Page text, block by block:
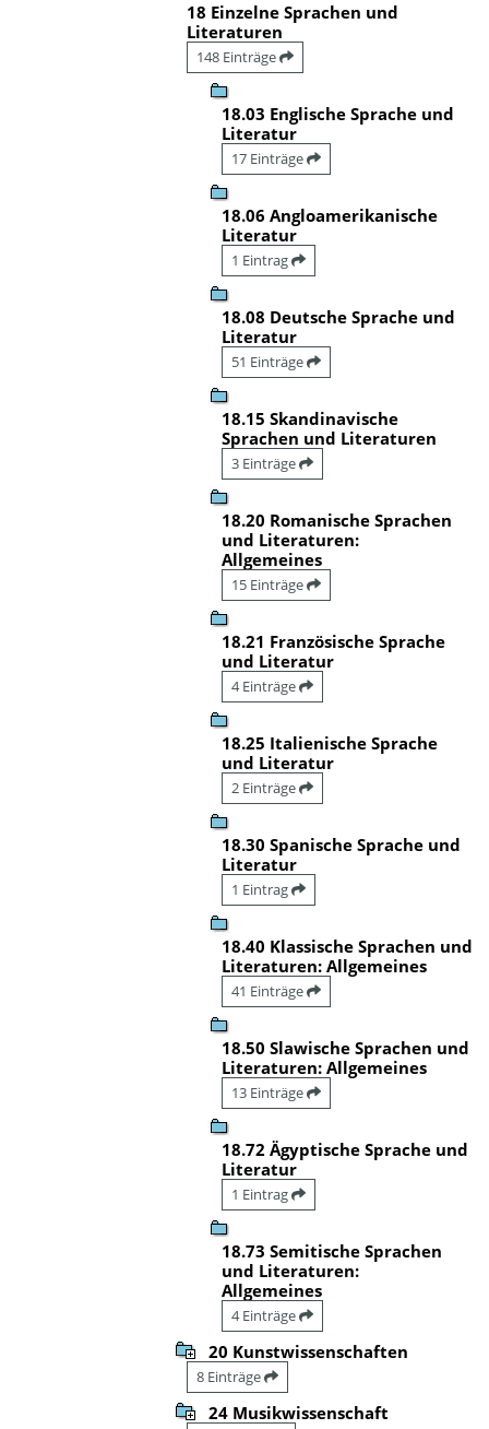
18 Einzelne Sprachen und
Literaturen
148 Einträge
18.03 Englische Sprache und
Literatur
17 Einträge
18.06 Angloamerikanische
Literatur
1 Eintrag
18.08 Deutsche Sprache und
Literatur
51 Einträge
18.15 Skandinavische
Sprachen und Literaturen
3 Einträge
18.20 Romanische Sprachen
und Literaturen:
Allgemeines
15 Einträge
18.21 Französische Sprache
und Literatur
4 Einträge
18.25 Italienische Sprache
und Literatur
2 Einträge
18.30 Spanische Sprache und
Literatur
1 Eintrag
18.40 Klassische Sprachen und
Literaturen: Allgemeines
41 Einträge
18.50 Slawische Sprachen und
Literaturen: Allgemeines
13 Einträge
18.72 Ägyptische Sprache und
Literatur
1 Eintrag
18.73 Semitische Sprachen
und Literaturen:
Allgemeines
4 Einträge
20 Kunstwissenschaften
8 Einträge
24 Musikwissenschaft